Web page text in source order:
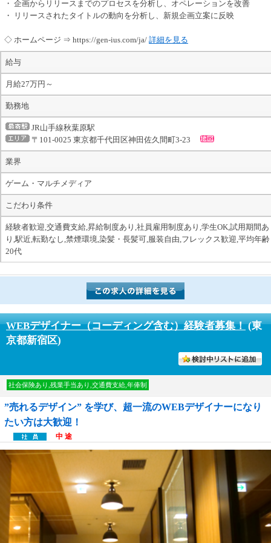
・ 企画からリリースまでのプロセスを分析し、オペレーションを改善
・ リリースされたタイトルの動向を分析し、新規企画立案に反映
◇ ホームページ ⇒ https://gen-ius.com/ja/ 詳細を見る
給与
月給27万円～
勤務地
JR山手線秋葉原駅
〒101-0025 東京都千代田区神田佐久間町3-23
業界
ゲーム・マルチメディア
こだわり条件
経験者歓迎,交通費支給,昇給制度あり,社員雇用制度あり,学生OK,試用期間あ
り,駅近,転勤なし,禁煙環境,染髪・長髪可,服装自由,フレックス歓迎,平均年齢
20代
WEBデザイナー（コーディング含む）経験者募集！(東
京都新宿区)
社会保険あり,残業手当あり,交通費支給,年俸制
”売れるデザイン” を学び、超一流のWEBデザイナーになり
たい方は大歓迎！
中 途